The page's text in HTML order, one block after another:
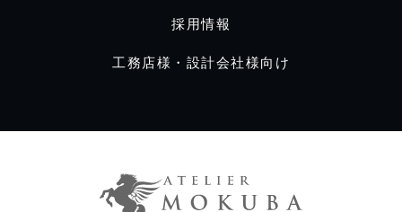
採用情報
工務店様・設計会社様向け